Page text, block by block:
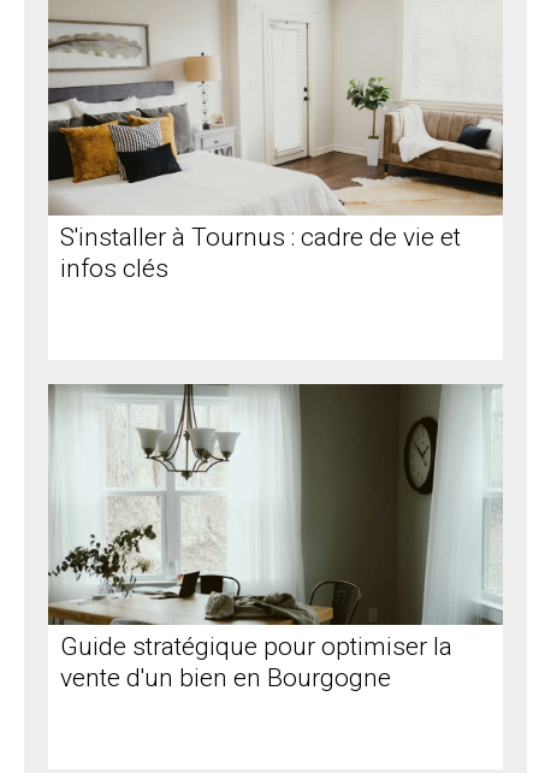
S'installer à Tournus : cadre de vie et
infos clés
Guide stratégique pour optimiser la
vente d'un bien en Bourgogne